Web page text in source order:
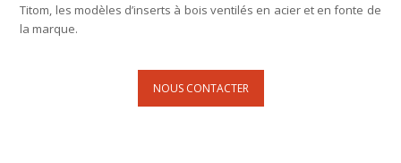
Titom, les modèles d’inserts à bois ventilés en acier et en fonte de
la marque.
NOUS CONTACTER